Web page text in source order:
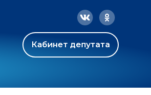
Кабинет депутата